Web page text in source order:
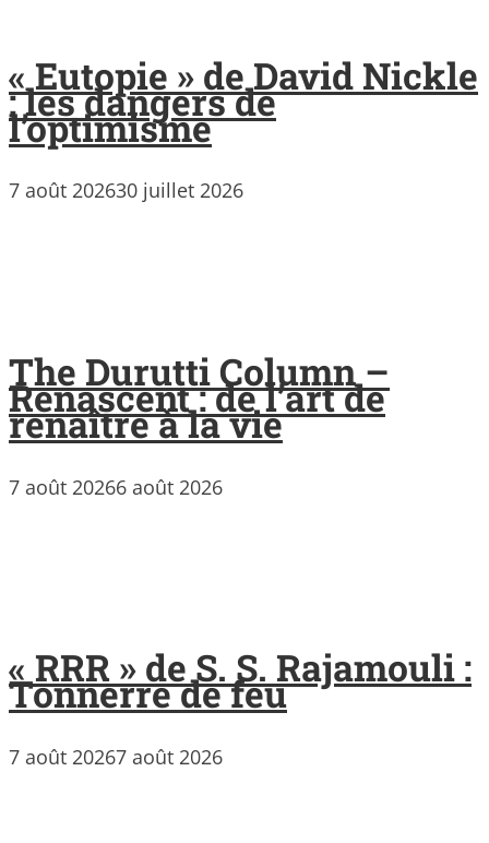
« Eutopie » de David Nickle
: les dangers de
l’optimisme
7 août 202630 juillet 2026
The Durutti Column –
Renascent : de l’art de
renaître à la vie
7 août 20266 août 2026
« RRR » de S. S. Rajamouli :
Tonnerre de feu
7 août 20267 août 2026